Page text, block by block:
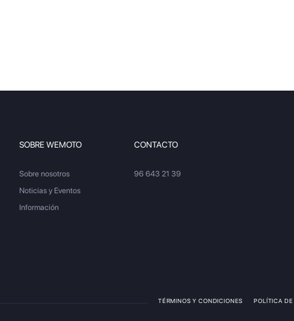
SOBRE WEMOTO
Sobre nosotros
Noticias y Eventos
Información
CONTACTO
96 643 21 39
TÉRMINOS Y CONDICIONES POLÍTICA DE